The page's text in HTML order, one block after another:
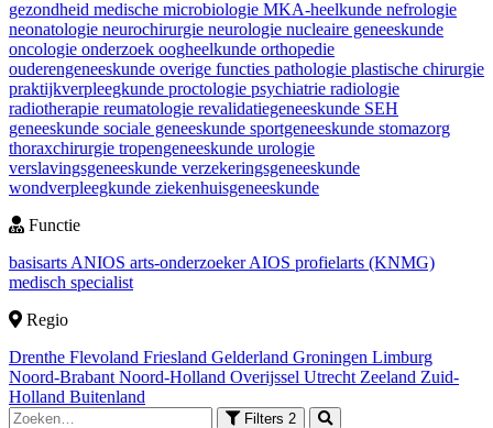
gezondheid medische microbiologie MKA-heelkunde nefrologie
neonatologie neurochirurgie neurologie nucleaire geneeskunde
oncologie onderzoek oogheelkunde orthopedie
ouderengeneeskunde overige functies pathologie plastische chirurgie
praktijkverpleegkunde proctologie psychiatrie radiologie
radiotherapie reumatologie revalidatiegeneeskunde SEH
geneeskunde sociale geneeskunde sportgeneeskunde stomazorg
thoraxchirurgie tropengeneeskunde urologie
verslavingsgeneeskunde verzekeringsgeneeskunde
wondverpleegkunde ziekenhuisgeneeskunde
Functie
basisarts ANIOS arts-onderzoekerAIOS profielarts (KNMG)
medisch specialist
Regio
Drenthe Flevoland Friesland Gelderland Groningen Limburg
Noord-Brabant Noord-Holland Overijssel Utrecht Zeeland Zuid-
Holland Buitenland
Filters 2